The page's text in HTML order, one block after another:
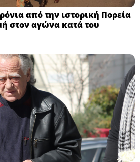
από την ιστορική Πορεία
στον αγώνα κατά του